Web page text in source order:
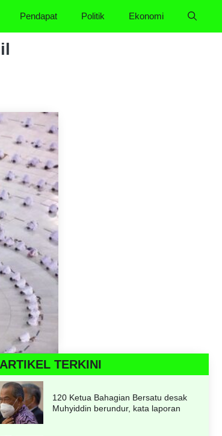
Pendapat Politik Ekonomi
ARTIKEL TERKINI
120 Ketua Bahagian Bersatu desak
Muhyiddin berundur, kata laporan